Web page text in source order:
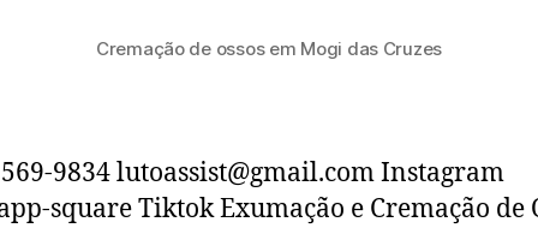
Cremação de ossos em Mogi das Cruzes
9834 lutoassist@gmail.com Instagram
square Tiktok Exumação e Cremação de